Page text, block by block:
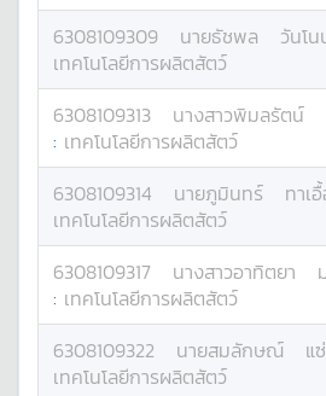
6308109309 นายธัชพล วันโ
เทคโนโลยีการผลิตสัตว์
6308109313 นางสาวพิมลรัตน์
: เทคโนโลยีการผลิตสัตว์
6308109314 นายภูมินทร์ ทาเ
เทคโนโลยีการผลิตสัตว์
6308109317 นางสาวอาทิตยา
: เทคโนโลยีการผลิตสัตว์
6308109322 นายสมลักษณ์ แ
เทคโนโลยีการผลิตสัตว์